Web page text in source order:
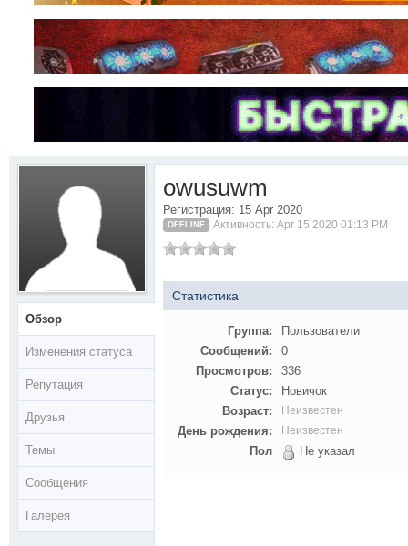
Обзор
Изменения статуса
Репутация
Друзья
Темы
Сообщения
Галерея
owusuwm
Регистрация: 15 Apr 2020
OFFLINE Активность: Apr 15 2020 01:13 PM
Статистика
Группа:
Пользователи
Сообщений:
0
Просмотров:
336
Статус:
Новичок
Возраст:
Неизвестен
День рождения: Неизвестен
Пол Не указал